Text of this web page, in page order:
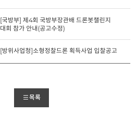
[국방부] 제4회 국방부장관배 드론봇챌린지
대회 참가 안내(공고수정)
[방위사업청]소형정찰드론 획득사업 입찰공고
목록